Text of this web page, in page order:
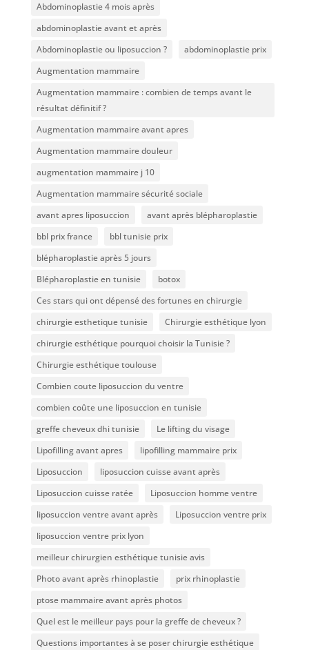
Abdominoplastie 4 mois après
abdominoplastie avant et après
Abdominoplastie ou liposuccion ?
abdominoplastie prix
Augmentation mammaire
Augmentation mammaire : combien de temps avant le
résultat définitif ?
Augmentation mammaire avant apres
Augmentation mammaire douleur
augmentation mammaire j 10
Augmentation mammaire sécurité sociale
avant apres liposuccion
avant après blépharoplastie
bbl prix france
bbl tunisie prix
blépharoplastie après 5 jours
Blépharoplastie en tunisie
botox
Ces stars qui ont dépensé des fortunes en chirurgie
chirurgie esthetique tunisie
Chirurgie esthétique lyon
chirurgie esthétique pourquoi choisir la Tunisie ?
Chirurgie esthétique toulouse
Combien coute liposuccion du ventre​
combien coûte une liposuccion en tunisie
greffe cheveux dhi tunisie
Le lifting du visage
Lipofilling avant apres
lipofilling mammaire prix
Liposuccion
liposuccion cuisse avant après
Liposuccion cuisse ratée
Liposuccion homme ventre
liposuccion ventre avant après
Liposuccion ventre prix
liposuccion ventre prix lyon
meilleur chirurgien esthétique tunisie avis
Photo avant après rhinoplastie
prix rhinoplastie
ptose mammaire avant après photos
Quel est le meilleur pays pour la greffe de cheveux ?
Questions importantes à se poser chirurgie esthétique